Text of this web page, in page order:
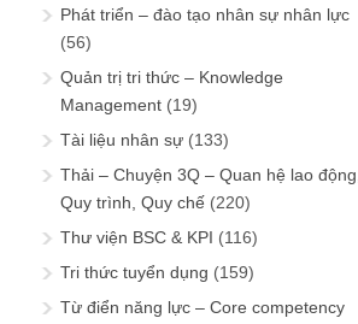
Phát triển – đào tạo nhân sự nhân lực
(56)
Quản trị tri thức – Knowledge
Management (19)
Tài liệu nhân sự (133)
Thải – Chuyện 3Q – Quan hệ lao
Quy trình, Quy chế (220)
Thư viện BSC & KPI (116)
Tri thức tuyển dụng (159)
Từ điển năng lực – Core competency